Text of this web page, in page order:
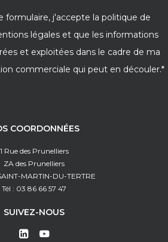
formulaire, j'accepte la politique de
légales et que les informations
et exploitées dans le cadre de ma
commerciale qui peut en découler.*
COORDONNÉES
1 Rue des Prunelliers
ZA des Prunelliers
MARTIN-DU-TERTRE
Tél : 03 86 66 57 47
SUIVEZ-NOUS